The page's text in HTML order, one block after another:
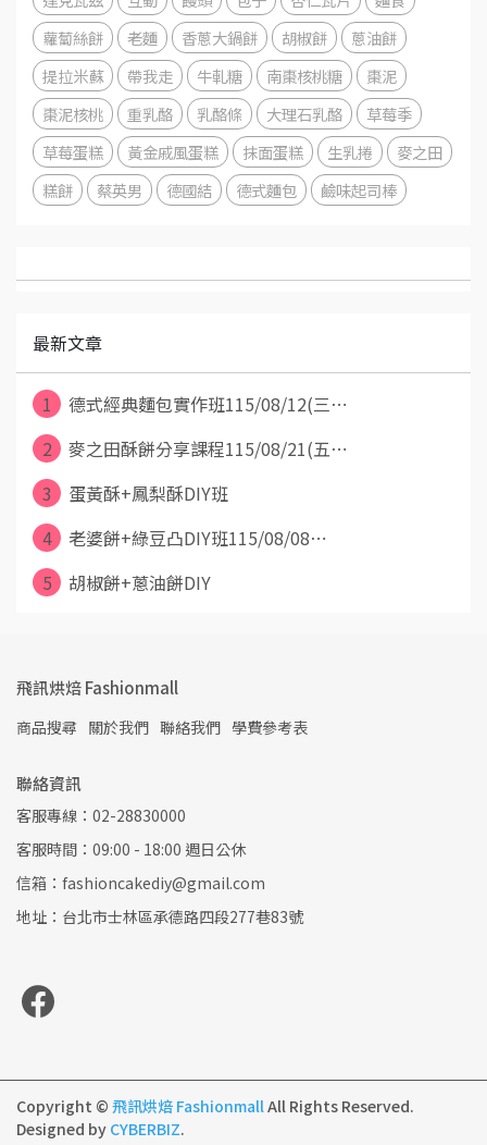
蘿蔔絲餅
老麵 香蔥大鍋餅 胡椒餅
蔥油餅
提拉米蘇
帶我走 牛軋糖 南棗核桃糖
棗泥
棗泥核桃
重乳酪 乳酪條 大理石乳酪
草莓季
草莓蛋糕
黃金戚風蛋糕 抹面蛋糕 生乳捲
麥之田
糕餅
蔡英男 德國結 德式麵包 鹼味起司棒
最新文章
1
德式經典麵包實作班115/08/12(三⋯
2
麥之田酥餅分享課程115/08/21(五⋯
3
蛋黃酥+鳳梨酥DIY班
4
老婆餅+綠豆凸DIY班115/08/08⋯
5
胡椒餅+蔥油餅DIY
飛訊烘焙 Fashionmall
商品搜尋 關於我們 聯絡我們 學費參考表
聯絡資訊
客服專線：02-28830000
客服時間：09:00 - 18:00 週日公休
信箱：fashioncakediy@gmail.com
地址：台北市士林區承德路四段277巷83號
Copyright © 飛訊烘焙 FashionmallAll Rights Reserved.
Designed by CYBERBIZ.